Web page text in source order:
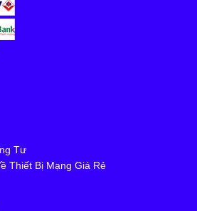
Tư
Thiết Bị Mạng Giá Rẻ